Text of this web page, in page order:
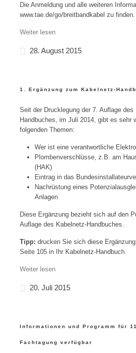
Die Anmeldung und alle weiteren
www.tae.de/go/breitbandkabel zu finden.
Weiter lesen
28. August 2015
1. Ergänzung zum Kabelnetz-
Seit der Drucklegung der 7. Auflage des
Handbuches, im Juli 2014, gibt es sehr
folgenden Themen:
Wer ist eine verantwortliche
Plombenverschlüsse, z.B. am
(HAK)
Eintrag in das
Nachrüstung eines
Anlagen
Diese Ergänzung bezieht sich auf den
Auflage des Kabelnetz-Handbuches.
Tipp: drucken Sie sich diese
Seite 105 in Ihr Kabelnetz-Handbuch.
Weiter lesen
20. Juli 2015
Informationen und Programm für
Fachtagung verfügbar